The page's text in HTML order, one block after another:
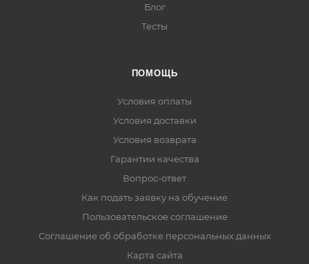
Блог
Тесты
ПОМОЩЬ
Условия оплаты
Условия доставки
Условия возврата
Гарантии качества
Вопрос-ответ
Как подать заявку на обучение
Пользовательское соглашение
Соглашение об обработке персональных данных
Карта сайта